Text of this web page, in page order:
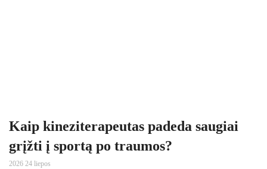
Kaip kineziterapeutas padeda saugiai
grįžti į sportą po traumos?
2026 24 liepos